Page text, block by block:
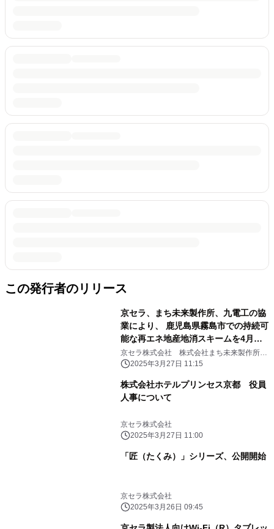
この発行者のリリース
京セラ、まち未来製作所、九電工の協
業により、 鹿児島県霧島市での持続可
能な再エネ地産地消スキームを4月よ
り開始
京セラ株式会社 株式会社まち未来製作所
株式会社九電工 鹿児島県霧島市
2025年3月27日 11:15
株式会社ホテルプリンセス京都 役員
人事について
京セラ株式会社
2025年3月27日 11:00
「匠（たくみ）」シリーズ、公開開始
京セラ株式会社
2025年3月26日 09:45